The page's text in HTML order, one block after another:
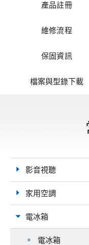
產品註冊
維修流程
保固資訊
檔案與型錄下載
影音視聽
家用空調
電冰箱
電冰箱